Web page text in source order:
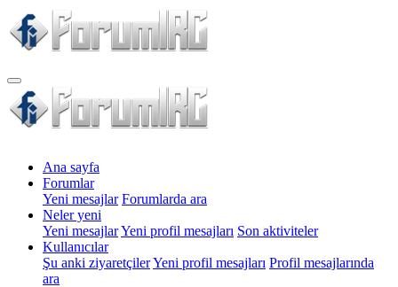
Ana sayfa
Forumlar
Yeni mesajlar Forumlarda ara
Neler yeni
Yeni mesajlarYeni profil mesajları Son aktiviteler
Kullanıcılar
Şu anki ziyaretçilerYeni profil mesajları Profil mesajlarında
ara